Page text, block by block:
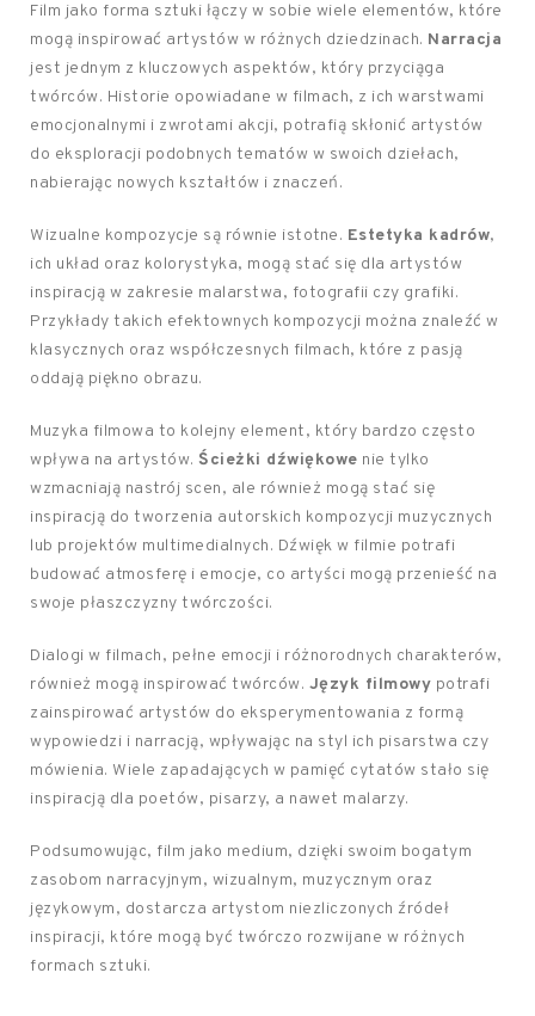
Film jako forma sztuki łączy w sobie wiele elementów, które
mogą inspirować artystów w różnych dziedzinach. Narracja
jest jednym z kluczowych aspektów, który przyciąga
twórców. Historie opowiadane w filmach, z ich warstwami
emocjonalnymi i zwrotami akcji, potrafią skłonić artystów
do eksploracji podobnych tematów w swoich dziełach,
nabierając nowych kształtów i znaczeń.
Wizualne kompozycje są równie istotne. Estetyka kadrów,
ich układ oraz kolorystyka, mogą stać się dla artystów
inspiracją w zakresie malarstwa, fotografii czy grafiki.
Przykłady takich efektownych kompozycji można znaleźć w
klasycznych oraz współczesnych filmach, które z pasją
oddają piękno obrazu.
Muzyka filmowa to kolejny element, który bardzo często
wpływa na artystów. Ścieżki dźwiękowe nie tylko
wzmacniają nastrój scen, ale również mogą stać się
inspiracją do tworzenia autorskich kompozycji muzycznych
lub projektów multimedialnych. Dźwięk w filmie potrafi
budować atmosferę i emocje, co artyści mogą przenieść na
swoje płaszczyzny twórczości.
Dialogi w filmach, pełne emocji i różnorodnych charakterów,
również mogą inspirować twórców. Język filmowy potrafi
zainspirować artystów do eksperymentowania z formą
wypowiedzi i narracją, wpływając na styl ich pisarstwa czy
mówienia. Wiele zapadających w pamięć cytatów stało się
inspiracją dla poetów, pisarzy, a nawet malarzy.
Podsumowując, film jako medium, dzięki swoim bogatym
zasobom narracyjnym, wizualnym, muzycznym oraz
językowym, dostarcza artystom niezliczonych źródeł
inspiracji, które mogą być twórczo rozwijane w różnych
formach sztuki.